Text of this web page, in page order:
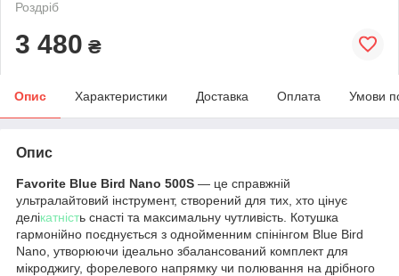
Роздріб
3 480 ₴
Опис Характеристики Доставка Оплата Умови
Опис
Favorite Blue Bird Nano 500S — це справжній
ультралайтовий інструмент, створений для тих, хто цінує
делікатність снасті та максимальну чутливість. Котушка
гармонійно поєднується з однойменним спінінгом Blue Bird
Nano, утворюючи ідеально збалансований комплект для
мікроджигу, форелевого напрямку чи полювання на дрібного